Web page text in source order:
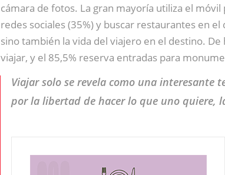
cámara de fotos. La gran mayoría utiliza el
redes sociales (35%) y buscar restaurantes en
sino también la vida del viajero en el destino.
viajar, y el 85,5% reserva entradas para
Viajar solo se revela como una interesante
por la libertad de hacer lo que uno quiere,